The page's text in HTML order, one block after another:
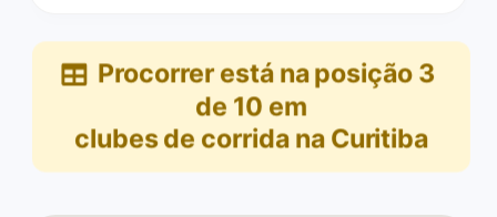
Procorrer está na posição 3
de 10 em
clubes de corrida na Curitiba